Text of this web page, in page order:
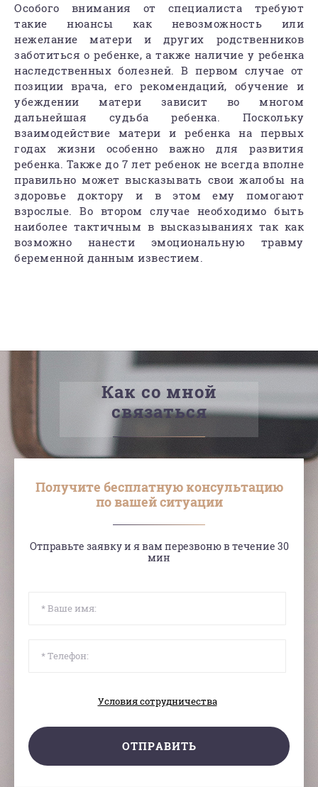
Особого внимания от специалиста требуют
такие нюансы как невозможность или
нежелание матери и других родственников
заботиться о ребенке, а также наличие у ребенка
наследственных болезней. В первом случае от
позиции врача, его рекомендаций, обучение и
убеждении матери зависит во многом
дальнейшая судьба ребенка. Поскольку
взаимодействие матери и ребенка на первых
годах жизни особенно важно для развития
ребенка. Также до 7 лет ребенок не всегда вполне
правильно может высказывать свои жалобы на
здоровье доктору и в этом ему помогают
взрослые. Во втором случае необходимо быть
наиболее тактичным в высказываниях так как
возможно нанести эмоциональную травму
беременной данным известием.
Как со мной
связаться
Получите бесплатную консультацию
по вашей ситуации
Отправьте заявку и я вам перезвоню в течение 30
мин
Условия сотрудничества
ОТПРАВИТЬ